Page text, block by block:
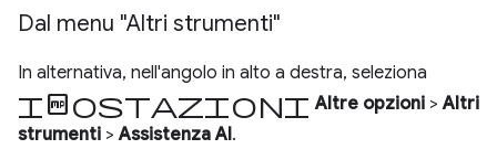
Dal menu "Altri strumenti"
In alternativa, nell'angolo in alto a destra, seleziona
Impostazioni Altre opzioni >Altri
strumenti >Assistenza AI.